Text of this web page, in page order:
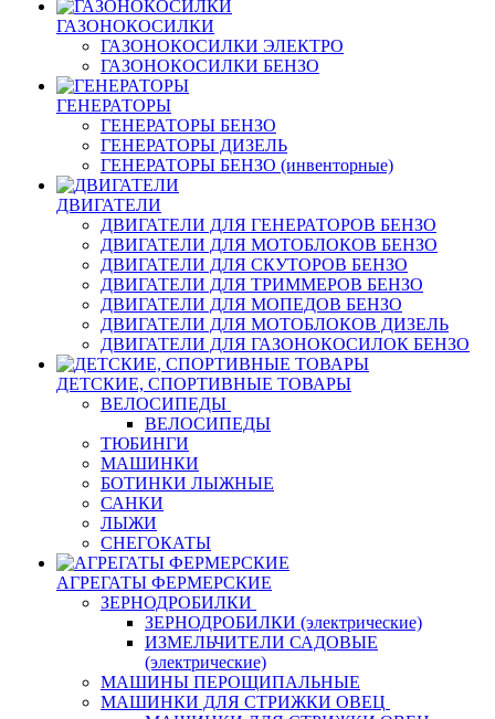
ГАЗОНОКОСИЛКИ
ГАЗОНОКОСИЛКИ ЭЛЕКТРО
ГАЗОНОКОСИЛКИ БЕНЗО
ГЕНЕРАТОРЫ
ГЕНЕРАТОРЫ БЕНЗО
ГЕНЕРАТОРЫ ДИЗЕЛЬ
ГЕНЕРАТОРЫ БЕНЗО (инвенторные)
ДВИГАТЕЛИ
ДВИГАТЕЛИ ДЛЯ ГЕНЕРАТОРОВ БЕНЗО
ДВИГАТЕЛИ ДЛЯ МОТОБЛОКОВ БЕНЗО
ДВИГАТЕЛИ ДЛЯ СКУТОРОВ БЕНЗО
ДВИГАТЕЛИ ДЛЯ ТРИММЕРОВ БЕНЗО
ДВИГАТЕЛИ ДЛЯ МОПЕДОВ БЕНЗО
ДВИГАТЕЛИ ДЛЯ МОТОБЛОКОВ ДИЗЕЛЬ
ДВИГАТЕЛИ ДЛЯ ГАЗОНОКОСИЛОК БЕНЗО
ДЕТСКИЕ, СПОРТИВНЫЕ ТОВАРЫ
ВЕЛОСИПЕДЫ
ВЕЛОСИПЕДЫ
ТЮБИНГИ
МАШИНКИ
БОТИНКИ ЛЫЖНЫЕ
САНКИ
ЛЫЖИ
СНЕГОКАТЫ
АГРЕГАТЫ ФЕРМЕРСКИЕ
ЗЕРНОДРОБИЛКИ
ЗЕРНОДРОБИЛКИ (электрические)
ИЗМЕЛЬЧИТЕЛИ САДОВЫЕ
(электрические)
МАШИНЫ ПЕРОЩИПАЛЬНЫЕ
МАШИНКИ ДЛЯ СТРИЖКИ ОВЕЦ